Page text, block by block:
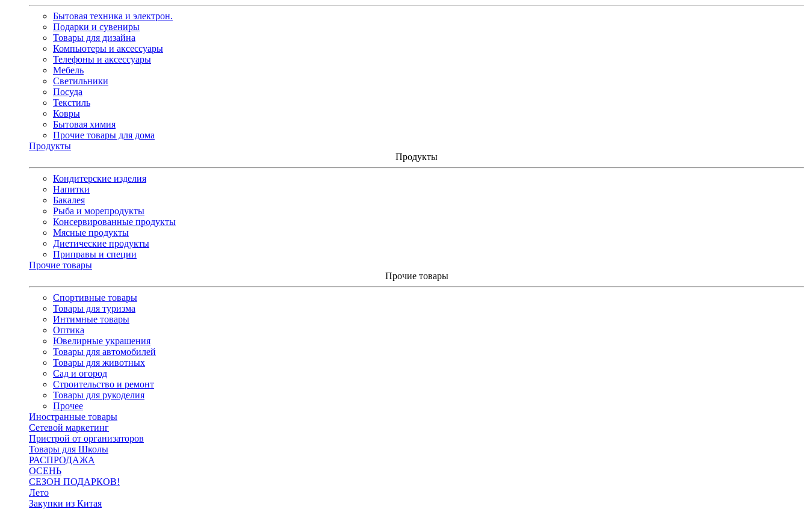
Бытовая техника и электрон.
Подарки и сувениры
Товары для дизайна
Компьютеры и аксессуары
Телефоны и аксессуары
Мебель
Светильники
Посуда
Текстиль
Ковры
Бытовая химия
Прочие товары для дома
Продукты
Продукты
Кондитерские изделия
Напитки
Бакалея
Рыба и морепродукты
Консервированные продукты
Мясные продукты
Диетические продукты
Приправы и специи
Прочие товары
Прочие товары
Спортивные товары
Товары для туризма
Интимные товары
Оптика
Ювелирные украшения
Товары для автомобилей
Товары для животных
Сад и огород
Строительство и ремонт
Товары для рукоделия
Прочее
Иностранные товары
Сетевой маркетинг
Пристрой от организаторов
Товары для Школы
РАСПРОДАЖА
ОСЕНЬ
СЕЗОН ПОДАРКОВ!
Лето
Закупки из Китая